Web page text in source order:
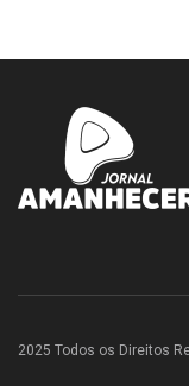
2025 Todos os Direitos